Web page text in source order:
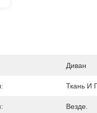
Диван
Ткань И
Везде.